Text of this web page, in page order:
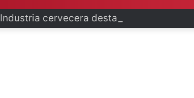
Industria cervecera destaca aportes al país